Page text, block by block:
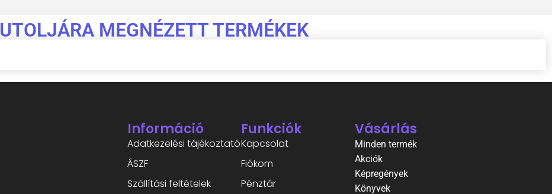
UTOLJÁRA MEGNÉZETT TERMÉKEK
Információ
Adatkezelési tájékoztató
ÁSZF
Szállítási feltételek
Funkciók
Kapcsolat
Fiókom
Pénztár
Vásárlás
Minden termék
Akciók
Képregények
Könyvek